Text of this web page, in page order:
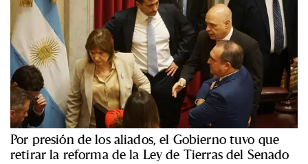
Por presión de los aliados, el Gobierno tuvo que
retirar la reforma de la Ley de Tierras del Senado